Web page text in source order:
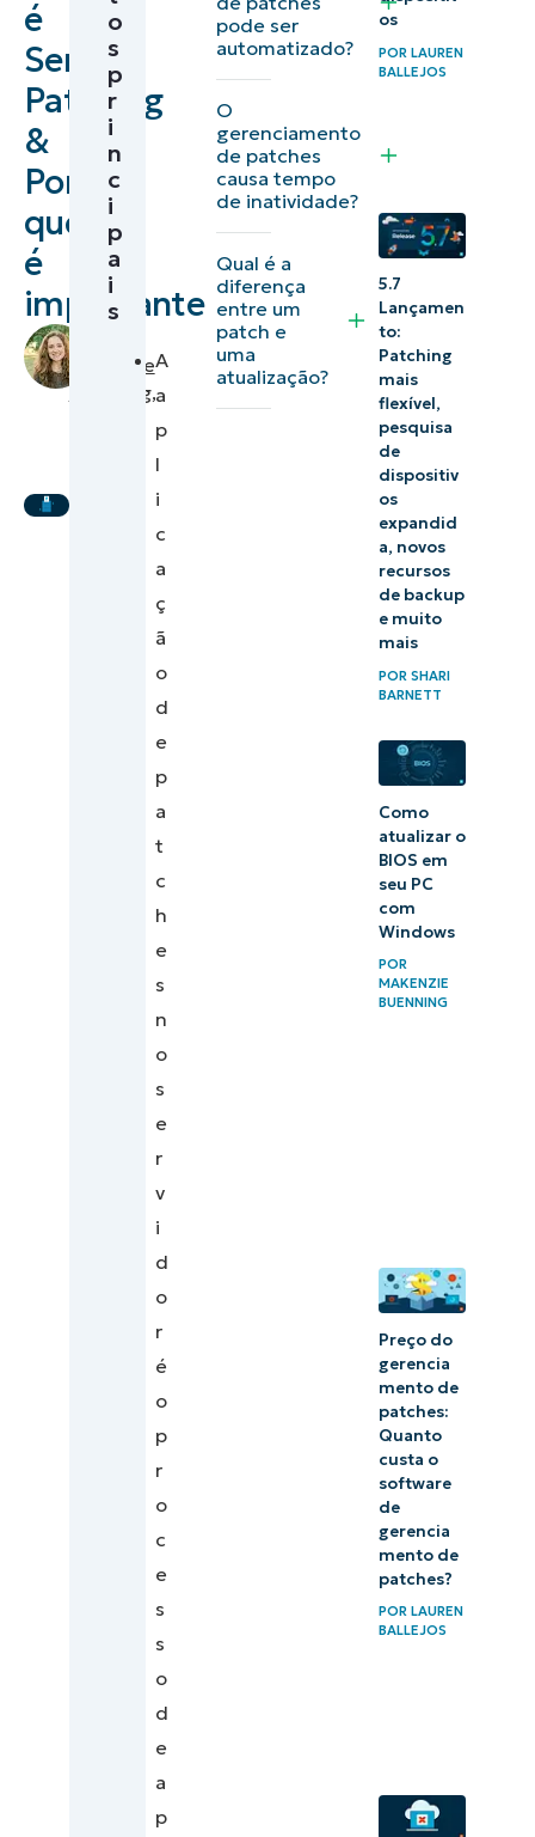
é
Server
Patching
&
Por
que
é
importante
by
Makenzie
Buenning,
em
servidores?
Por que o
gerenciamento
de patches do
servidor é
importante?
3 chaves
para um
processo
sucedido
Faça o
patch de
seus
servidores
com
confiança
usando o
NinjaOne
o
s
p
r
i
n
c
i
p
a
i
s
A
a
p
l
i
c
a
ç
ã
o
d
e
p
a
t
c
h
e
s
n
o
s
e
r
v
i
d
o
r
é
o
p
r
o
c
e
s
s
o
d
e
a
p
pode ser
automatizado?
O
gerenciamento
de patches
causa tempo
de inatividade?
Qual é a
diferença
entre um
patch e
uma
atualização?
os
POR LAUREN
BALLEJOS
5.7
Lançamen
to:
Patching
mais
flexível,
pesquisa
de
dispositiv
os
expandid
a, novos
recursos
de backup
e muito
mais
POR SHARI
BARNETT
Como
atualizar o
BIOS em
seu PC
com
Windows
POR
MAKENZIE
BUENNING
Preço do
gerencia
mento de
patches:
Quanto
custa o
software
de
gerencia
mento de
patches?
PORLAUREN
BALLEJOS